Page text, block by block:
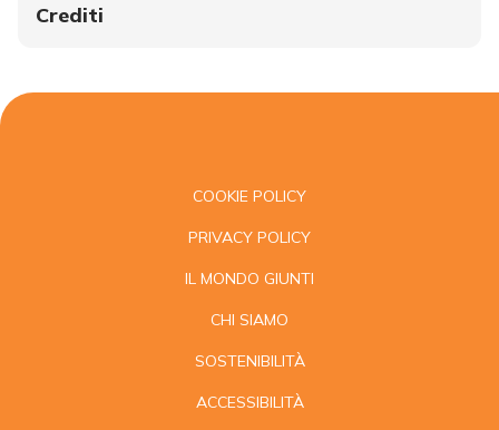
Crediti
COOKIE POLICY
PRIVACY POLICY
IL MONDO GIUNTI
CHI SIAMO
SOSTENIBILITÀ
ACCESSIBILITÀ